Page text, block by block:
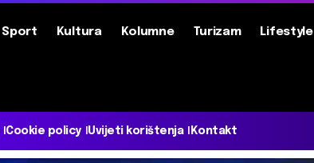
Sport Kultura Kolumne Turizam Lifestyle
Cookie policy Uvijeti korištenja Kontakt